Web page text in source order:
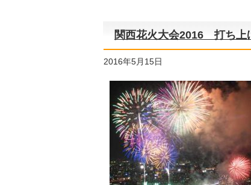
関西花火大会2016 打ち上
2016年5月15日